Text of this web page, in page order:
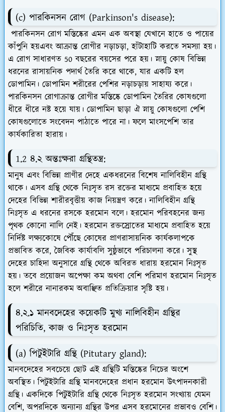
(c) পারকিনসন রোগ (Parkinson's disease):
পারকিনসন রোগ মস্তিষ্কের এমন এক অবস্থা যেখানে হাতে ও পায়ের
কাঁপুনি হয়এবং আক্রান্ত রোগীর নড়াচড়া, হাঁটাহাটি করতে সমস্যা হয়।
এ রোগ সাধারণত 50 বছরের বয়সের পরে হয়। স্নায়ু কোষ বিভিন্ন
ধরনের রাসায়নিক পদার্থ তৈরি করে থাকে, যার একটি হল
ডোপামিন। ডোপামিন শরীরের পেশির নড়াচড়ায় সাহায্য করে।
পারকিনসন রোগাক্রান্ত রোগীর মস্তিষ্কে ডোপামিন তৈরির কোষগুলো
ধীরে ধীরে নষ্ট হয়ে যায়। ডোপামিন ছাড়া ঐ স্নায়ু কোষগুলো পেশি
কোষগুলোতে সংবেদন পাঠাতে পারে না। ফলে মাংসপেশি তার
কার্যকারিতা হারায়।
1.2 ৪.২ অন্তঃক্ষরা গ্রন্থিতন্ত্র:
মানুষ এবং বিভিন্ন প্রাণীর দেহে একধরনের বিশেষ নালিবিহীন গ্রন্থি
থাকে। এসব গ্রন্থি থেকে নিঃসৃত রস রক্তের মাধ্যমে প্রবাহিত হয়ে
দেহের বিভিন্ন শারীরবৃত্তীয় কাজ নিয়ন্ত্রণ করে। নালিবিহীন গ্রন্থি
নিঃসৃত এ ধরনের রসকে হরমোন বলে। হরমোন পরিবহনের জন্য
পৃথক কোনো নালি নেই। হরমোন রক্তস্রোতের মাধ্যমে প্রবাহিত হয়ে
নির্দিষ্ট লক্ষ্যকোষে পৌঁছে কোষের প্রাণরাসায়নিক কার্যকলাপকে
প্রভাবিত করে, জৈবিক কার্যাবলি সুষ্ঠুভাবে পরিচালনা করে। সুস্থ
দেহের চাহিদা অনুসারে গ্রন্থি থেকে অবিরত ধারায় হরমোন নিঃসৃত
হয়। তবে প্রয়োজন অপেক্ষা কম অথবা বেশি পরিমাণ হরমোন নিঃসৃত
হলে শরীরে নানারকম অবাঞ্ছিত প্রতিক্রিয়ার সৃষ্টি হয়।
৪.২.১ মানবদেহের কয়েকটি মুখ্য নালিবিহীন গ্রন্থির
পরিচিতি, কাজ ও নিঃসৃত হরমোন
(a) পিটুইটারি গ্রন্থি (Pitutary gland):
মানবদেহের সবচেয়ে ছোট এই গ্রন্থিটি মস্তিষ্কের নিচের অংশে
অবস্থিত। পিটুইটারি গ্রন্থি মানবদেহের প্রধান হরমোন উৎপাদনকারী
গ্রন্থি। একদিকে পিটুইটারি গ্রন্থি থেকে নিঃসৃত হরমোন সংখ্যায় যেমন
বেশি, অপরদিকে অন্যান্য গ্রন্থির উপর এসব হরমোনের প্রভাবও বেশি।